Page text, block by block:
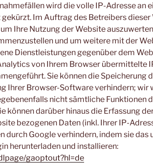
wird die volle IP-Adresse an
Im Auftrag des Betreibers
Ihre Nutzung der Website
und um weitere mit der
Dienstleistungen gegenüber dem
von Ihrem Browser übermittelte
Sie können die Speicherung
Ihrer Browser-Software verhindern; wir
nicht sämtliche Funktionen
können darüber hinaus die Erfassung
bezogenen Daten (inkl. Ihrer IP-
durch Google verhindern, indem sie das
herunterladen und installieren:
gaoptout?hl=de